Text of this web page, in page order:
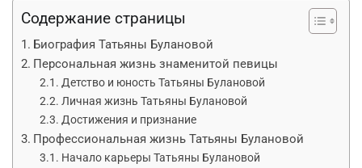
Содержание страницы
Биография Татьяны Булановой
Персональная жизнь знаменитой певицы
Детство и юность Татьяны Булановой
Личная жизнь Татьяны Булановой
Достижения и признание
Профессиональная жизнь Татьяны Булановой
Начало карьеры Татьяны Булановой